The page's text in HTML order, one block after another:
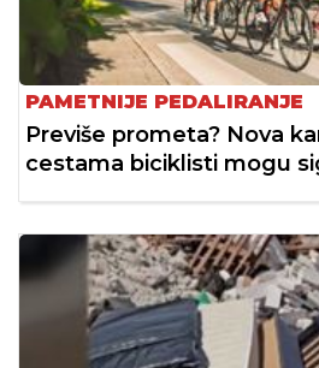
PAMETNIJE PEDALIRANJE
Previše prometa? Nova
cestama biciklisti mogu